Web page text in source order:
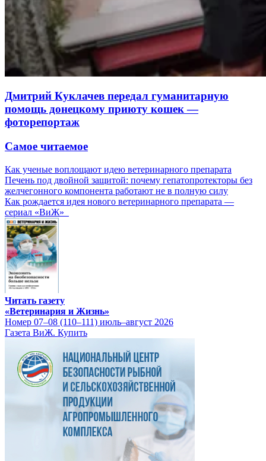
Дмитрий Куклачев передал гуманитарную
помощь донецкому приюту кошек —
фоторепортаж
Самое читаемое
Как ученые воплощают идею ветеринарного препарата
Печень под двойной защитой: почему гепатопротекторы без
желчегонного компонента работают не в полную силу
Как рождается идея нового ветеринарного препарата —
сериал «ВиЖ»
Читать газету
«Ветеринария и Жизнь»
Номер 07–08 (110–111) июль–август 2026
Газета ВиЖ. Купить